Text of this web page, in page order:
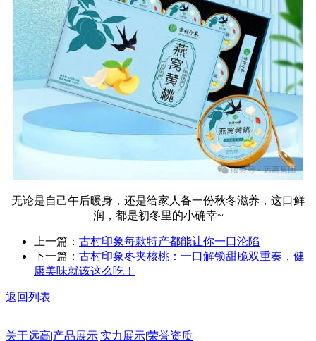
无论是自己午后暖身，还是给家人备一份秋冬滋养，这口鲜
润，都是初冬里的小确幸~
上一篇： 古村印象每款特产都能让你一口沦陷
下一篇： 古村印象枣夹核桃：一口解锁甜脆双重奏，健
康美味就该这么吃！
返回列表
关于远高|产品展示|实力展示|荣誉资质